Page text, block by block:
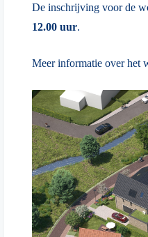
De inschrijving voor de
12.00 uur.
Meer informatie over het